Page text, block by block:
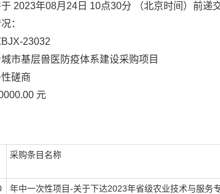
2023年08月24日 10点30分 （北京时间）前递
：
23032
市基层兽医防疫体系建设采购项目
磋商
元
采购条目名称
年中一次性项目-关于下达2023年省级农业技术与服务